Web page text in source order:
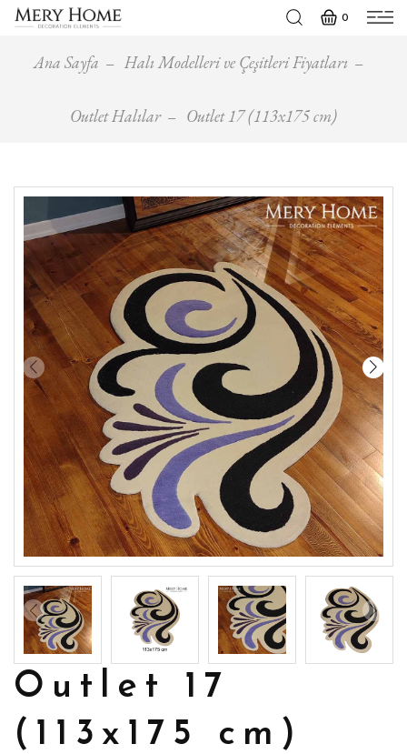
0
Ana Sayfa Halı Modelleri ve Çeşitleri Fiyatları
Outlet Halılar Outlet 17 (113x175 cm)
Outlet 17
(113x175 cm)